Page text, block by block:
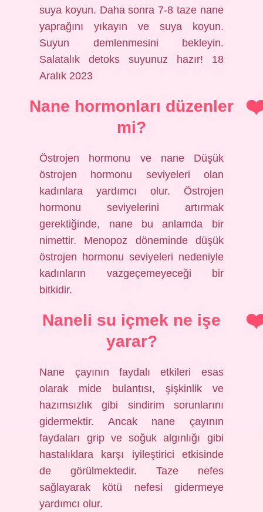
suya koyun. Daha sonra 7-8 taze nane
yaprağını yıkayın ve suya koyun.
Suyun demlenmesini bekleyin.
Salatalık detoks suyunuz hazır! 18
Aralık 2023
Nane hormonları düzenler
mi?
Östrojen hormonu ve nane Düşük
östrojen hormonu seviyeleri olan
kadınlara yardımcı olur. Östrojen
hormonu seviyelerini artırmak
gerektiğinde, nane bu anlamda bir
nimettir. Menopoz döneminde düşük
östrojen hormonu seviyeleri nedeniyle
kadınların vazgeçemeyeceği bir
bitkidir.
Naneli su içmek ne işe
yarar?
Nane çayının faydalı etkileri esas
olarak mide bulantısı, şişkinlik ve
hazımsızlık gibi sindirim sorunlarını
gidermektir. Ancak nane çayının
faydaları grip ve soğuk algınlığı gibi
hastalıklara karşı iyileştirici etkisinde
de görülmektedir. Taze nefes
sağlayarak kötü nefesi gidermeye
yardımcı olur.